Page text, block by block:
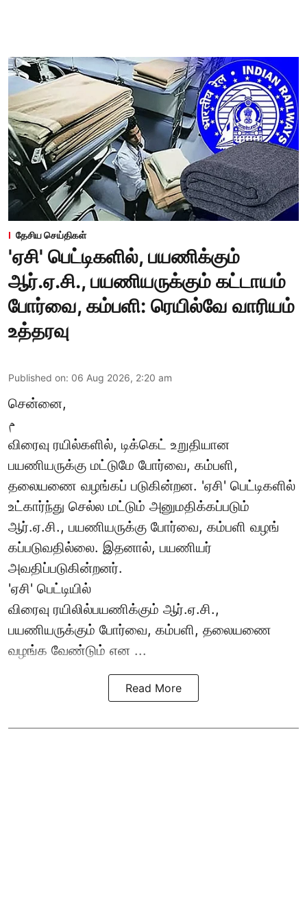
தேசிய செய்திகள்
'ஏசி' பெட்டிகளில், பயணிக்கும்
ஆர்.ஏ.சி., பயணியருக்கும் கட்டாயம்
போர்வை, கம்பளி: ரெயில்வே வாரியம்
உத்தரவு
Published on: 06 Aug 2026, 2:20 am
சென்னை,
م
விரைவு ரயில்களில், டிக்கெட் உறுதியான
பயணியருக்கு மட்டுமே போர்வை, கம்பளி,
தலையணை வழங்கப் படுகின்றன. 'ஏசி' பெட்டிகளில்
உட்கார்ந்து செல்ல மட்டும் அனுமதிக்கப்படும்
ஆர்.ஏ.சி., பயணியருக்கு போர்வை, கம்பளி வழங்
கப்படுவதில்லை. இதனால், பயணியர்
அவதிப்படுகின்றனர்.
'ஏசி' பெட்டியில்
விரைவு ரயிலில்பயணிக்கும் ஆர்.ஏ.சி.,
பயணியருக்கும் போர்வை, கம்பளி, தலையணை
வழங்க வேண்டும் என ...
Read More